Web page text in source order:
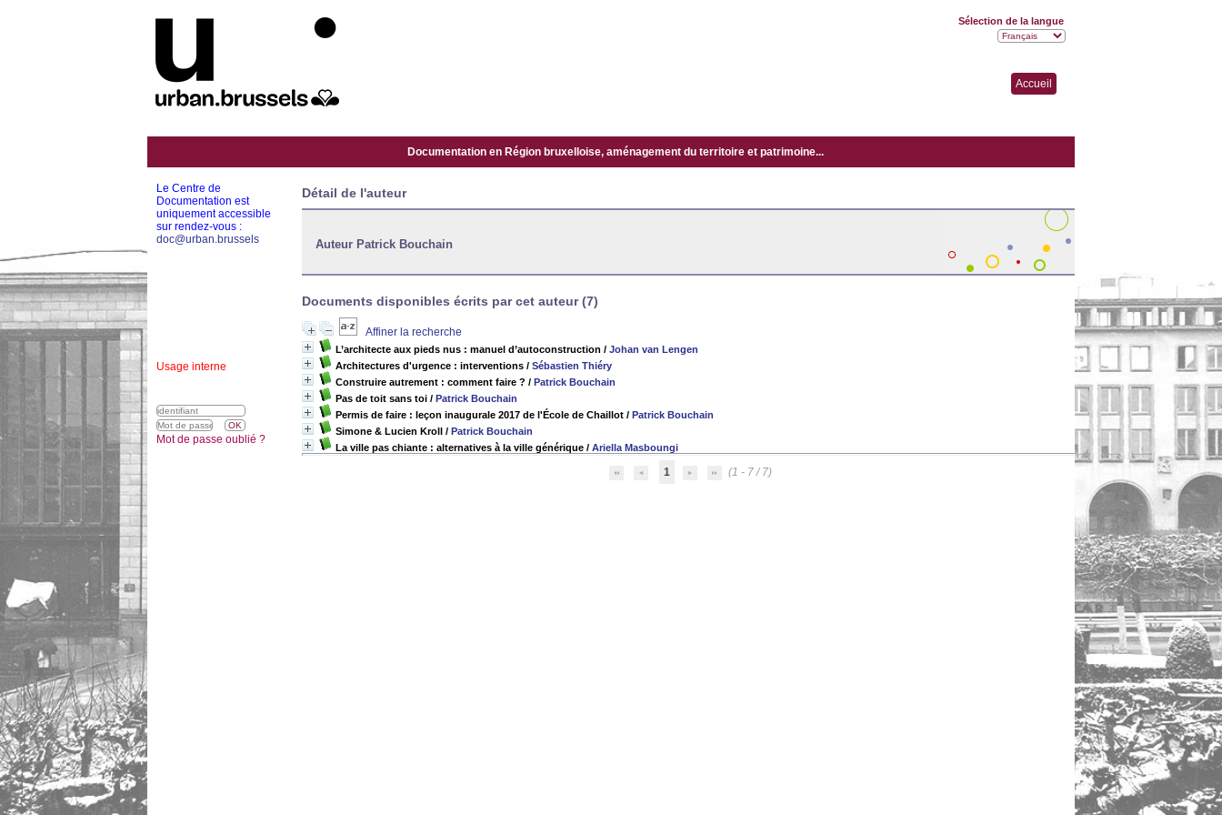
Accueil
Documentation en Région bruxelloise, aménagement du territoire et patrimoine...
Détail de l'auteur
Auteur Patrick Bouchain
Documents disponibles écrits par cet auteur (7)
Affiner la recherche
L’architecte aux pieds nus : manuel d’autoconstruction / Johan van Lengen
Architectures d'urgence : interventions / Sébastien Thiéry
Construire autrement : comment faire ? / Patrick Bouchain
Pas de toit sans toi / Patrick Bouchain
Permis de faire : leçon inaugurale 2017 de l'École de Chaillot / Patrick Bouchain
Simone & Lucien Kroll / Patrick Bouchain
La ville pas chiante : alternatives à la ville générique / Ariella Masboungi
1 (1 - 7 / 7)
Le Centre de
Documentation est
uniquement accessible
sur rendez-vous :
doc@urban.brussels
Usage interne
Sélection de la langue
Mot de passe oublié ?